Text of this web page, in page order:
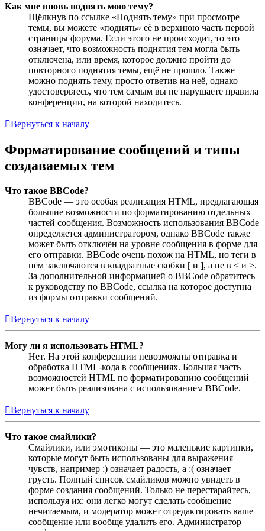
Как мне вновь поднять мою тему?
Щёлкнув по ссылке «Поднять тему» при просмотре
темы, вы можете «поднять» её в верхнюю часть первой
страницы форума. Если этого не происходит, то это
означает, что возможность поднятия тем могла быть
отключена, или время, которое должно пройти до
повторного поднятия темы, ещё не прошло. Также
можно поднять тему, просто ответив на неё, однако
удостоверьтесь, что тем самым вы не нарушаете правила
конференции, на которой находитесь.
Вернуться к началу
Форматирование сообщений и типы
создаваемых тем
Что такое BBCode?
BBCode — это особая реализация HTML, предлагающая
большие возможности по форматированию отдельных
частей сообщения. Возможность использования BBCode
определяется администратором, однако BBCode также
может быть отключён на уровне сообщения в форме для
его отправки. BBCode очень похож на HTML, но теги в
нём заключаются в квадратные скобки [ и ], а не в < и >.
За дополнительной информацией о BBCode обратитесь
к руководству по BBCode, ссылка на которое доступна
из формы отправки сообщений.
Вернуться к началу
Могу ли я использовать HTML?
Нет. На этой конференции невозможны отправка и
обработка HTML-кода в сообщениях. Большая часть
возможностей HTML по форматированию сообщений
может быть реализована с использованием BBCode.
Вернуться к началу
Что такое смайлики?
Смайлики, или эмотиконы — это маленькие картинки,
которые могут быть использованы для выражения
чувств, например :) означает радость, а :( означает
грусть. Полный список смайликов можно увидеть в
форме создания сообщений. Только не перестарайтесь,
используя их: они легко могут сделать сообщение
нечитаемым, и модератор может отредактировать ваше
сообщение или вообще удалить его. Администратор